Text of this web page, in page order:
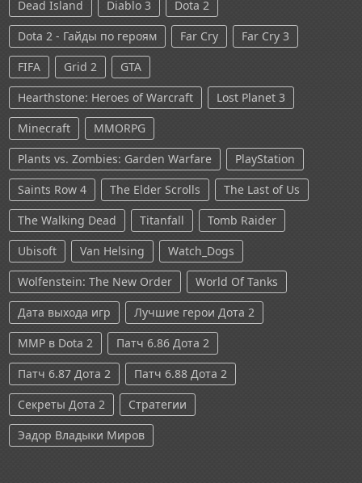
Dead Island
Diablo 3
Dota 2
Dota 2 - Гайды по героям
Far Cry
Far Cry 3
FIFA
Grid 2
GTA
Hearthstone: Heroes of Warcraft
Lost Planet 3
Minecraft
MMORPG
Plants vs. Zombies: Garden Warfare
PlayStation
Saints Row 4
The Elder Scrolls
The Last of Us
The Walking Dead
Titanfall
Tomb Raider
Ubisoft
Van Helsing
Watch_Dogs
Wolfenstein: The New Order
World Of Tanks
Дата выхода игр
Лучшие герои Дота 2
ММР в Dota 2
Патч 6.86 Дота 2
Патч 6.87 Дота 2
Патч 6.88 Дота 2
Секреты Дота 2
Стратегии
Эадор Владыки Миров